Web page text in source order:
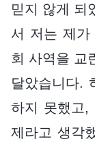
믿지 않게 되
서 저는 제가
회 사역을 교
달았습니다.
하지 못했고,
제라고 생각